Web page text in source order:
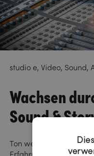
studio e, Video, Sound,
Wachsen
Sound &
Ton weckt Emotion.
Erfahrung und umfasst